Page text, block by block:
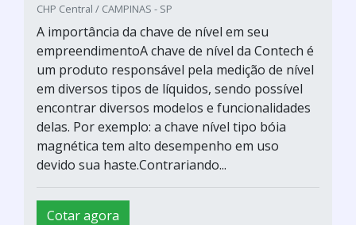
CHP Central / CAMPINAS - SP
A importância da chave de nível em seu
empreendimentoA chave de nível da Contech é
um produto responsável pela medição de nível
em diversos tipos de líquidos, sendo possível
encontrar diversos modelos e funcionalidades
delas. Por exemplo: a chave nível tipo bóia
magnética tem alto desempenho em uso
devido sua haste.Contrariando...
Cotar agora